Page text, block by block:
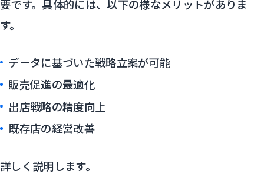
要です。具体的には、以下の様なメリットがありま
す。
データに基づいた戦略立案が可能
販売促進の最適化
出店戦略の精度向上
既存店の経営改善
詳しく説明します。